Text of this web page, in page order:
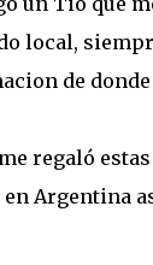
local,
de
regaló
Argentina